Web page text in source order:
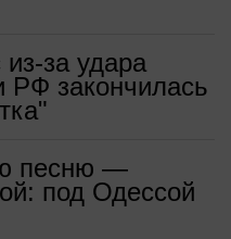
за удара
РФ закончилась
песню —
под Одессой